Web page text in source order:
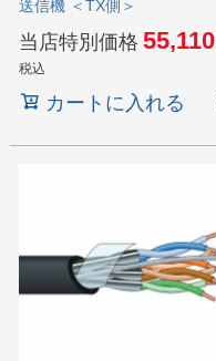
送信機 ＜TX側＞
当店特別価格 55,110
税込
カートに入れる